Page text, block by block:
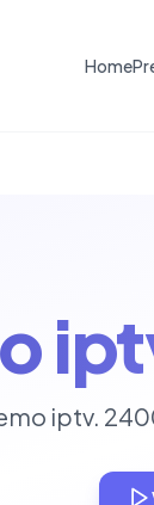
Home
iptv.